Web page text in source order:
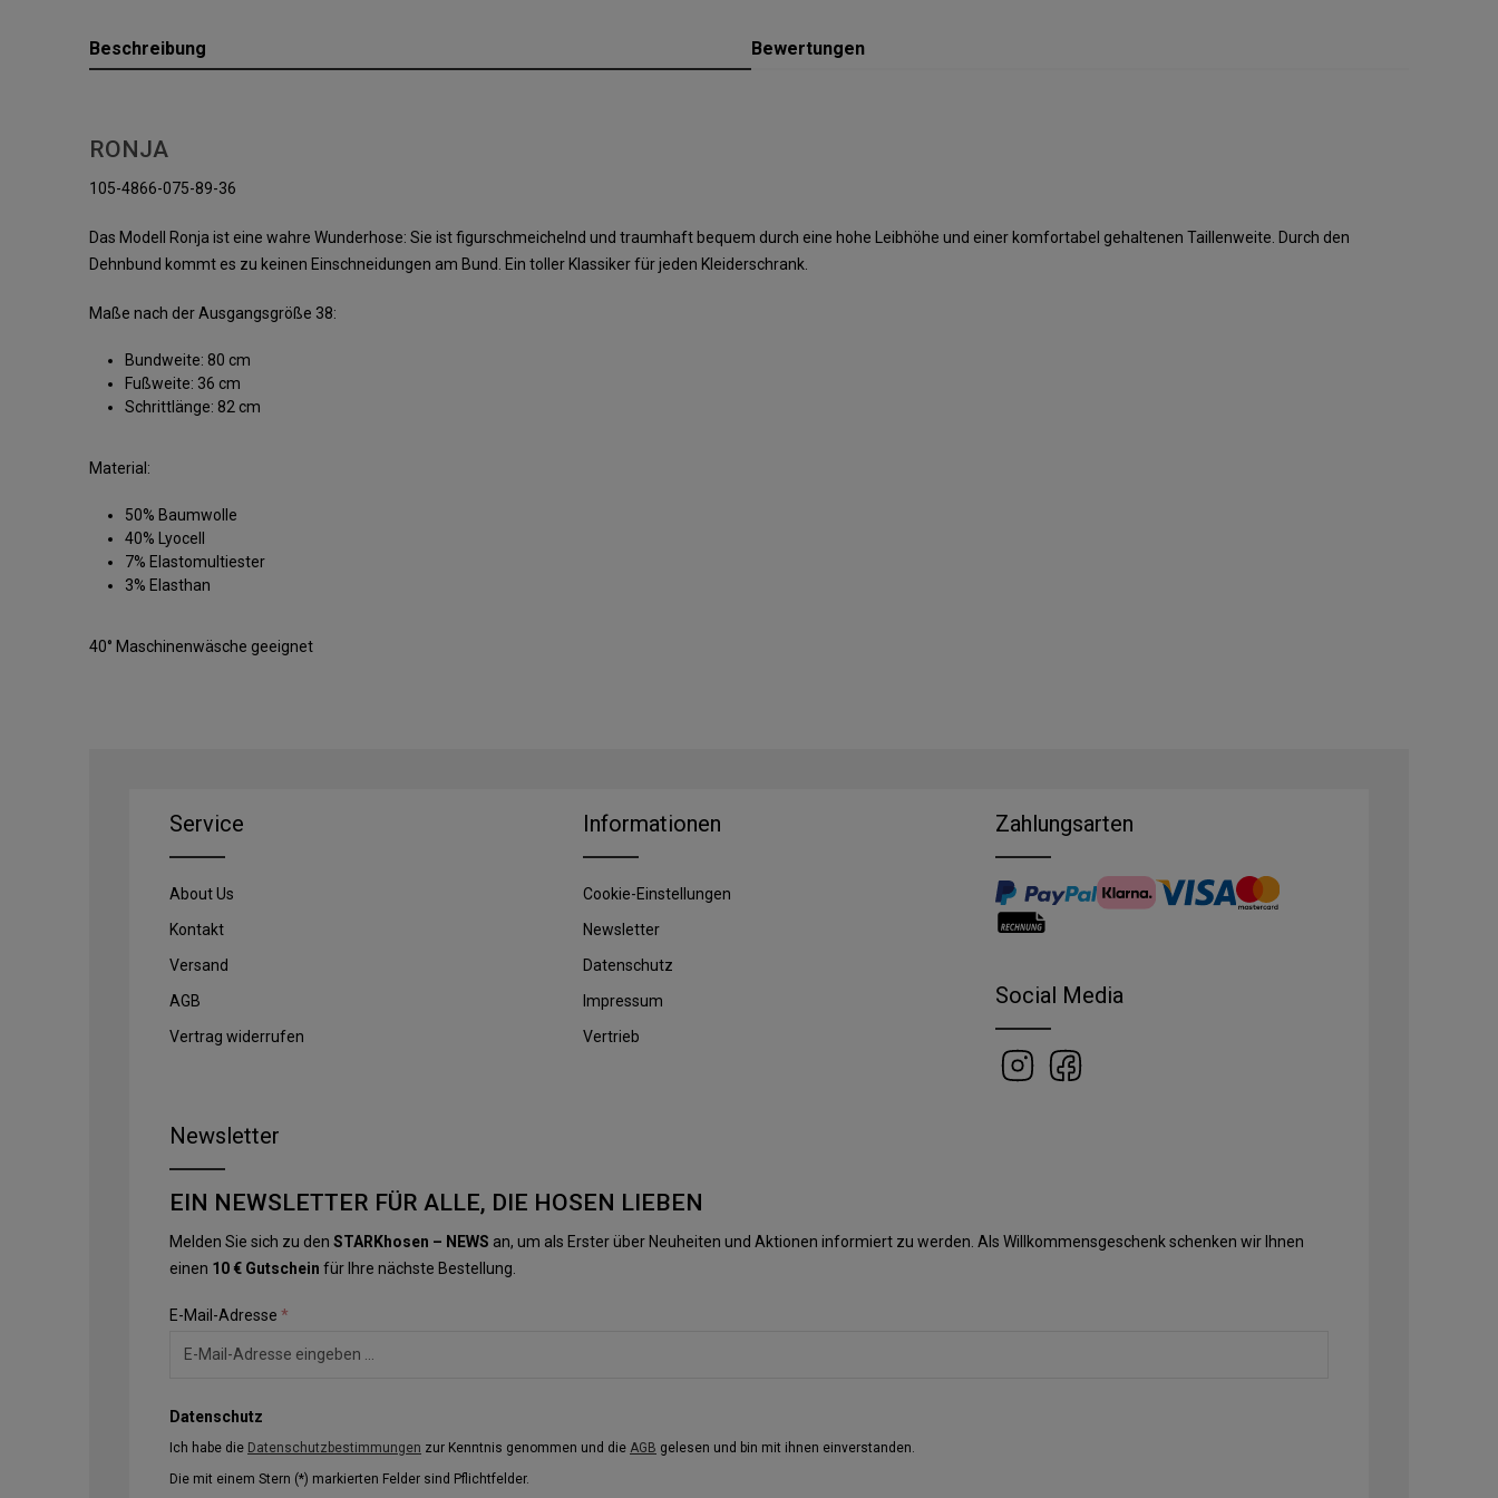
Beschreibung Bewertungen
RONJA
105-4866-075-89-36
Das Modell Ronja ist eine wahre Wunderhose: Sie ist figurschmeichelnd und traumhaft bequem durch eine hohe Leibhöhe und einer komfortabel gehaltenen Taillenweite. Durch den
Dehnbund kommt es zu keinen Einschneidungen am Bund. Ein toller Klassiker für jeden Kleiderschrank.
Maße nach der Ausgangsgröße 38:
Bundweite: 80 cm
Fußweite: 36 cm
Schrittlänge: 82 cm
Material:
50% Baumwolle
40% Lyocell
7% Elastomultiester
3% Elasthan
40° Maschinenwäsche geeignet
Service
About Us
Kontakt
Versand
AGB
Vertrag widerrufen
Informationen
Cookie-Einstellungen
Newsletter
Datenschutz
Impressum
Vertrieb
Zahlungsarten
Social Media
Newsletter
EIN NEWSLETTER FÜR ALLE, DIE HOSEN LIEBEN
Melden Sie sich zu den STARKhosen – NEWS an, um als Erster über Neuheiten und Aktionen informiert zu werden. Als Willkommensgeschenk schenken wir Ihnen
einen 10 € Gutschein für Ihre nächste Bestellung.
E-Mail-Adresse *
Datenschutz
Ich habe die Datenschutzbestimmungen zur Kenntnis genommen und die AGB gelesen und bin mit ihnen einverstanden.
Die mit einem Stern (*) markierten Felder sind Pflichtfelder.